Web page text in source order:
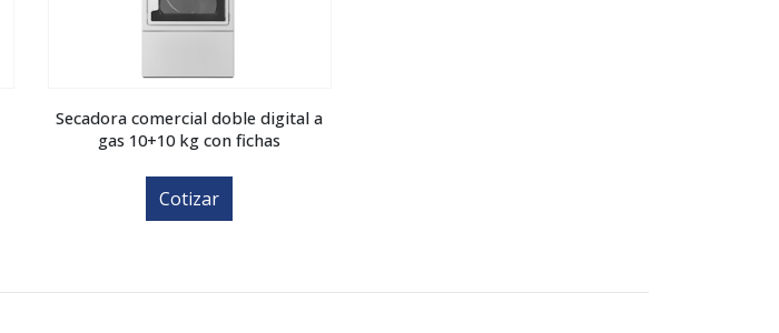
Secadora comercial doble digital a
gas 10+10 kg con fichas
Cotizar